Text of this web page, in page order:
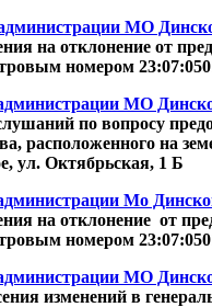
МО
на отклонение от
номером
МО
по вопросу
расположенного на
ул. Октябрьская, 1 Б
Мо
на отклонение от
номером
МО
изменений в